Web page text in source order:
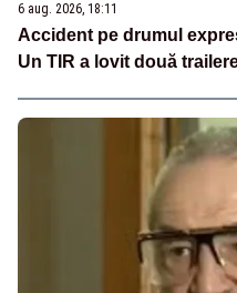
6 aug. 2026, 18:11
Accident pe drumul
Un TIR a lovit două